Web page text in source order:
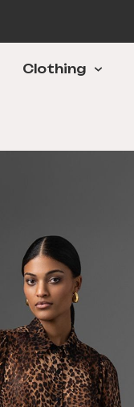
Clothing